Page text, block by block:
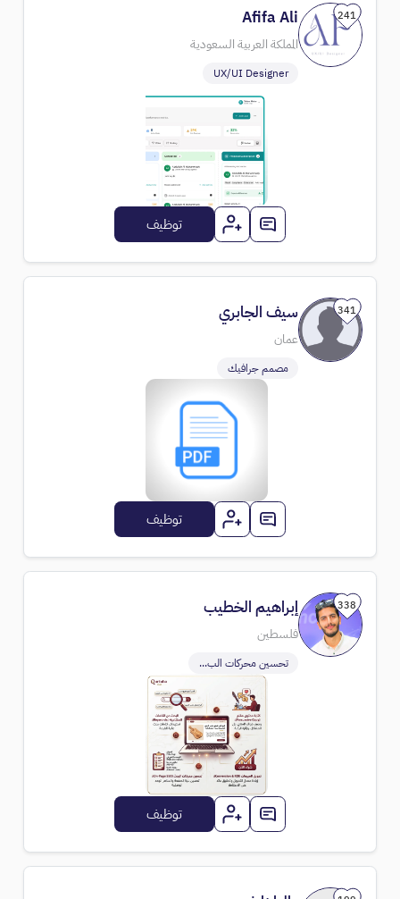
241
Afifa Ali
المملكة العربية السعودية
UX/UI Designer
توظيف
341 سيف الجابري
عمان
مصمم جرافيك
توظيف
338 إبراهيم الخطيب
فلسطين
تحسين محركات الب...
توظيف